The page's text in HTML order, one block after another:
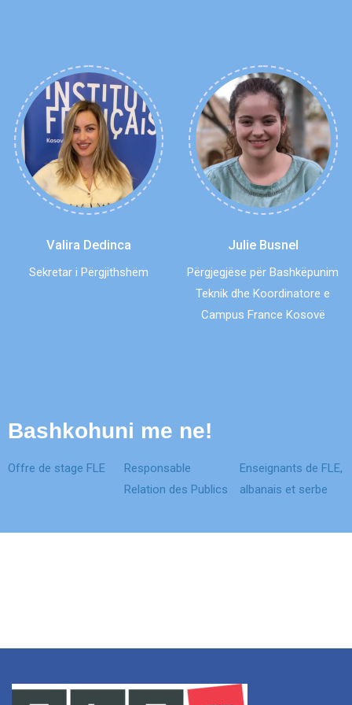
Valira Dedinca
Sekretar i Përgjithshëm
Julie Busnel
Përgjegjëse për Bashkëpunim
Teknik dhe Koordinatore e
Campus France Kosovë
Bashkohuni me ne!
Offre de stage FLE
Responsable
Relation des Publics
Enseignants de FLE,
albanais et serbe